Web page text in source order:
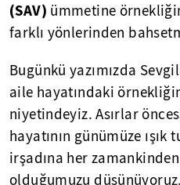
(SAV) ümmetine
farklı yönlerinden
Bugünkü yazımızda
aile hayatındaki
niyetindeyiz. Asırlar
hayatının günümüze
irşadına her
olduğumuzu